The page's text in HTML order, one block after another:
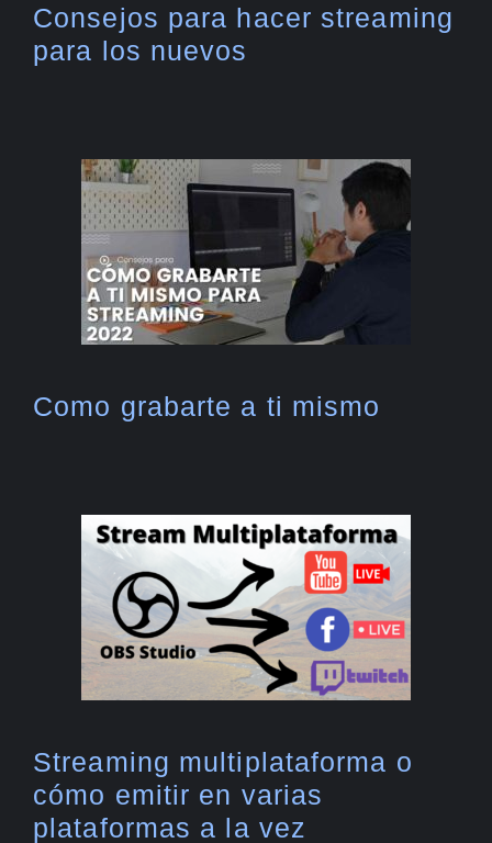
Consejos para hacer streaming
para los nuevos
Como grabarte a ti mismo
Streaming multiplataforma o
cómo emitir en varias
plataformas a la vez